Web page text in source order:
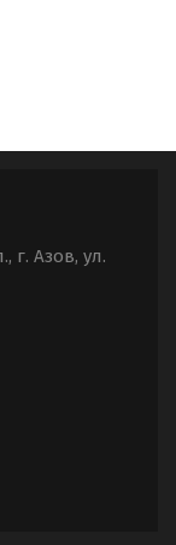
г. Азов, ул.